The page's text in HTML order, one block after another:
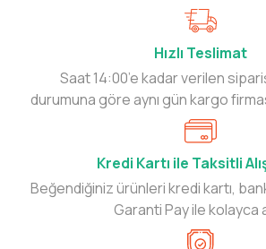
Hızlı Teslimat
Saat 14:00’e kadar verilen
durumuna göre aynı gün kargo
Kredi Kartı ile Taksitli
Beğendiğiniz ürünleri kredi kartı,
Garanti Pay ile kolayca